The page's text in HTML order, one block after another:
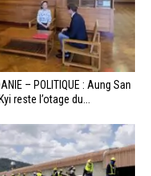
– POLITIQUE : Aung San
reste l’otage du...